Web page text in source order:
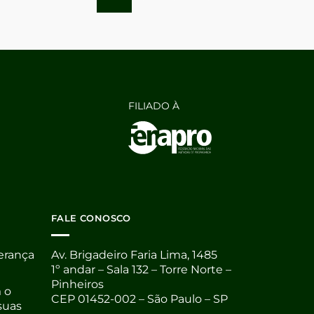
FILIADO À
o
FALE CONOSCO
Av. Brigadeiro Faria Lima, 1485
1º andar – Sala 132 – Torre Norte –
Pinheiros
CEP 01452-002 – São Paulo – SP